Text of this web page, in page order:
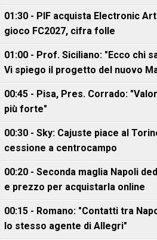
01:30 - PIF acquista Electronic
gioco FC2027, cifra folle
01:00 - Prof. Siciliano: "Ecco chi
Vi spiego il progetto del nuovo
00:45 - Pisa, Pres. Corrado:
più forte"
00:30 - Sky: Cajuste piace al
cessione a centrocampo
00:20 - Seconda maglia Napoli
e prezzo per acquistarla online
00:15 - Romano: "Contatti tra
lo stesso agente di Allegri"